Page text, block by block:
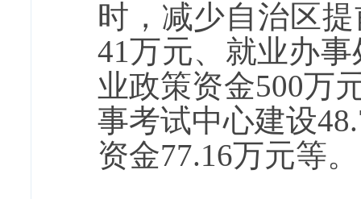
时，减少自治区
41万元、就业办
业政策资金500万
事考试中心建设
资金77.16万元等。